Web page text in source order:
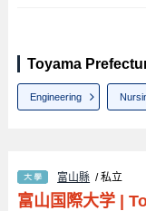
Toyama
Engineering
富山縣 / 私立
富山国際大学|